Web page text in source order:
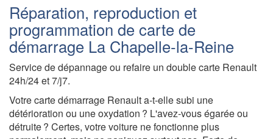
Réparation, reproduction et
programmation de carte de
démarrage La Chapelle-la-Reine
Service de dépannage ou refaire un double carte Renault
24h/24 et 7/j7.
Votre carte démarrage Renault a-t-elle subi une
détérioration ou une oxydation ? L'avez-vous égarée ou
détruite ? Certes, votre voiture ne fonctionne plus